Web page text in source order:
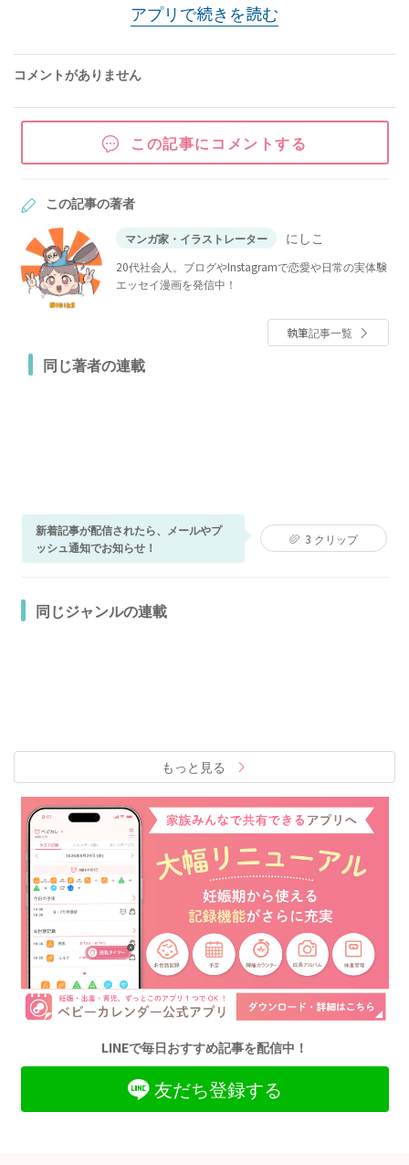
アプリで続きを読む
コメントがありません
この記事にコメントする
この記事の著者
マンガ家・イラストレーター にしこ
20代社会人。ブログやInstagramで恋愛や日常の実体験
エッセイ漫画を発信中！
執筆記事一覧
同じ著者の連載
新着記事が配信されたら、メールやプ
ッシュ通知でお知らせ！
3 クリップ
同じジャンルの連載
もっと見る
LINEで毎日おすすめ記事を配信中！
友だち登録する